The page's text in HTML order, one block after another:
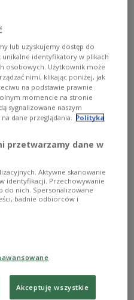
Das sagte der
The Telegraph.
offenbar auf
mit der NATO vor.
des Polarkreises
Unterseeboote“,
ziele nicht nur auf
lub uzyskujemy dostęp do
identyfikatory w plikach
osobowych. Użytkownik może
nimi, klikając poniżej, jak
na podstawie prawnie
momencie na stronie
sygnalizowane naszym
dane przeglądania.
Polityka
przetwarzamy dane w
Aktywne skanowanie
identyfikacji. Przechowywanie
do nich. Spersonalizowane
badnie odbiorców i
Akceptuję wszystkie